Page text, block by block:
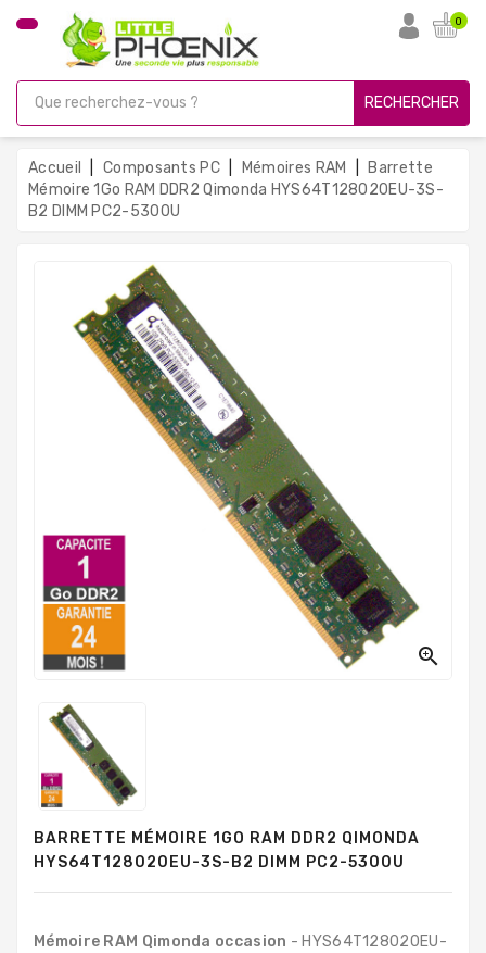
CATÉGORIE
Gamer
Unités
Centrales
Reconditionnées
Ordinateurs
Portables
Mesure
Tout-
Processeurs
Mémoires
RAM
Durs
Composants
0
RECHERCHER
Accueil Composants PC Mémoires RAM
Barrette
Mémoire 1Go RAM DDR2 Qimonda HYS64T128020EU-3S-
B2 DIMM PC2-5300U

BARRETTE MÉMOIRE 1GO RAM DDR2 QIMONDA
HYS64T128020EU-3S-B2 DIMM PC2-5300U
Mémoire RAM Qimonda occasion - HYS64T128020EU-